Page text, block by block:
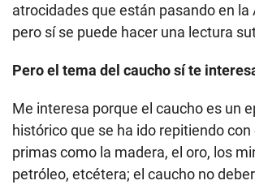
atrocidades que están pasando en la
pero sí se puede hacer una lectura
Pero el tema del caucho sí te
Me interesa porque el caucho es un
histórico que se ha ido repitiendo
primas como la madera, el oro, los
petróleo, etcétera; el caucho no